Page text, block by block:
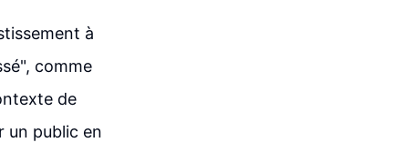
à
comme
de
un public en